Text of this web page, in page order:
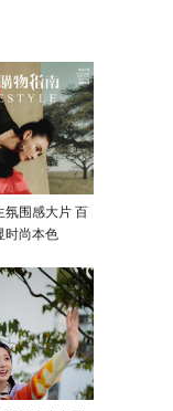
氛围感大片 百
时尚本色